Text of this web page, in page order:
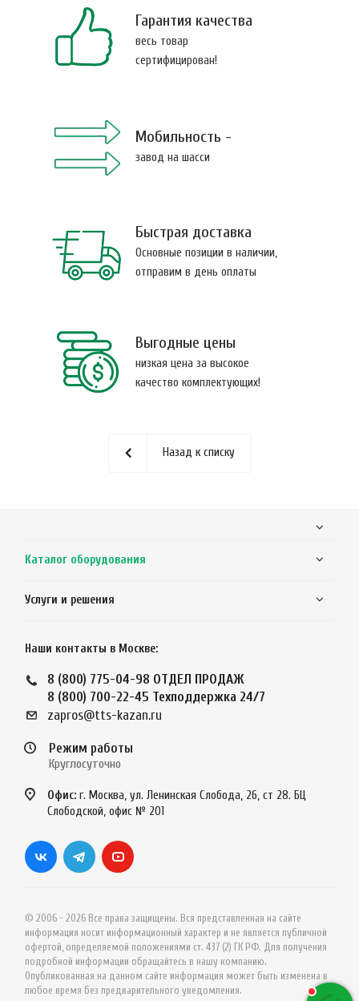
Гарантия качества
весь товар
сертифицирован!
Мобильность -
завод на шасси
Быстрая доставка
Основные позиции в наличии,
отправим в день оплаты
Выгодные цены
низкая цена за высокое
качество комплектующих!
Назад к списку
Каталог оборудования
Услуги и решения
Наши контакты в Москве:
8 (800) 775-04-98 ОТДЕЛ ПРОДАЖ
8 (800) 700-22-45 Техподдержка 24/7
zapros@tts-kazan.ru
Режим работы
Круглосуточно
Офис: г. Москва, ул. Ленинская Слобода, 26, ст 28. БЦ
Слободской, офис № 201
© 2006 - 2026 Все права защищены. Вся представленная на сайте
информация носит информационный характер и не является публичной
офертой, определяемой положениями ст. 437 (2) ГК РФ. Для получения
подробной информации обращайтесь в нашу компанию.
Опубликованная на данном сайте информация может быть изменена в
любое время без предварительного уведомления.